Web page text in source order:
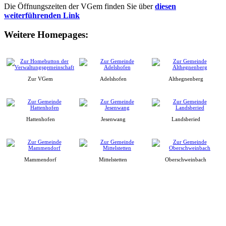
Die Öffnungszeiten der VGem finden Sie überdiesen
weiterführenden Link
Weitere Homepages:
Zur VGem Adelshofen Althegnenberg
Hattenhofen Jesenwang Landsberied
Mammendorf Mittelstetten Oberschweinbach